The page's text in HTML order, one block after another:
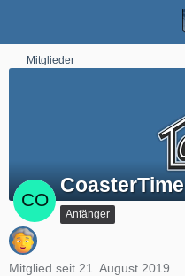
Mitglieder
CoasterTime
Anfänger
Mitglied seit 21. August 2019